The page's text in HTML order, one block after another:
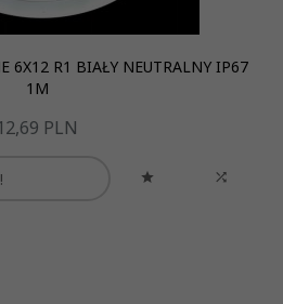
6X12 R1 BIAŁY NEUTRALNY IP67
1M
69 PLN